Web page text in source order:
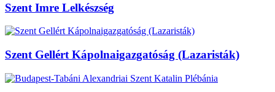
Szent Imre Lelkészség
Szent Gellért Kápolnaigazgatóság (Lazaristák)